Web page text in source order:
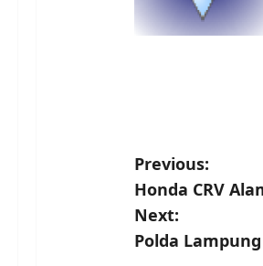
P
o
s
Previous:
Honda CRV
Next:
Polda